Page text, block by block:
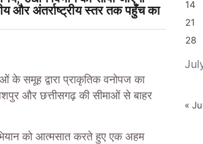
और अंतर्राष्ट्रीय स्तर तक पहुँच का
समूह द्वारा प्राकृतिक वनोपज का
और छत्तीसगढ़ की सीमाओं से बाहर
को आत्मसात करते हुए एक अहम
14
21
28
«